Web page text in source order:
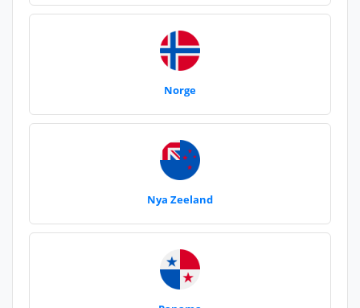
Norge
Nya Zeeland